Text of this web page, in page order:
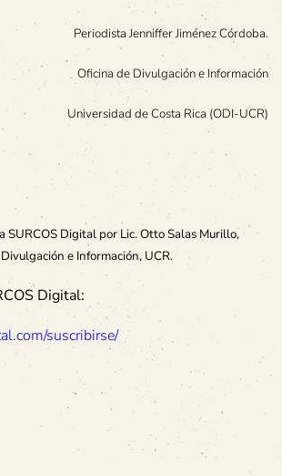
Periodista Jenniffer Jiménez Córdoba.
Oficina de Divulgación e Información
Universidad de Costa Rica (ODI-UCR)
SURCOS Digital por Lic. Otto Salas Murillo,
e Información, UCR.
Digital:
suscribirse/